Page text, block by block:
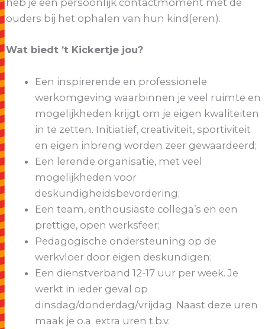
heb je een persoonlijk contactmoment met de
ouders bij het ophalen van hun kind(eren).
Wat biedt ’t Kickertje jou?
Een inspirerende en professionele
werkomgeving waarbinnen je veel ruimte en
mogelijkheden krijgt om je eigen kwaliteiten
in te zetten. Initiatief, creativiteit, sportiviteit
en eigen inbreng worden zeer gewaardeerd;
Een lerende organisatie, met veel
mogelijkheden voor
deskundigheidsbevordering;
Een team, enthousiaste collega’s en een
prettige, open werksfeer;
Pedagogische ondersteuning op de
werkvloer door eigen deskundigen;
Een dienstverband 12-17 uur per week. Je
werkt in ieder geval op
dinsdag/donderdag/vrijdag. Naast deze uren
maak je o.a. extra uren t.b.v.